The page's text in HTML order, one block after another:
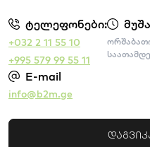
ტელეფონები:
+032 2 11 55 10
+995 579 99 55 11
E-mail
info@b2m.ge